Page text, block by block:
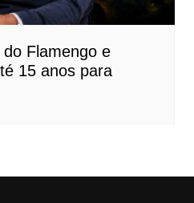
Flamengo e
15 anos para